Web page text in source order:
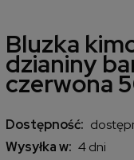
Bluzka
dzianiny
czerwona
Dostępność:
Wysyłka w: 4 dni